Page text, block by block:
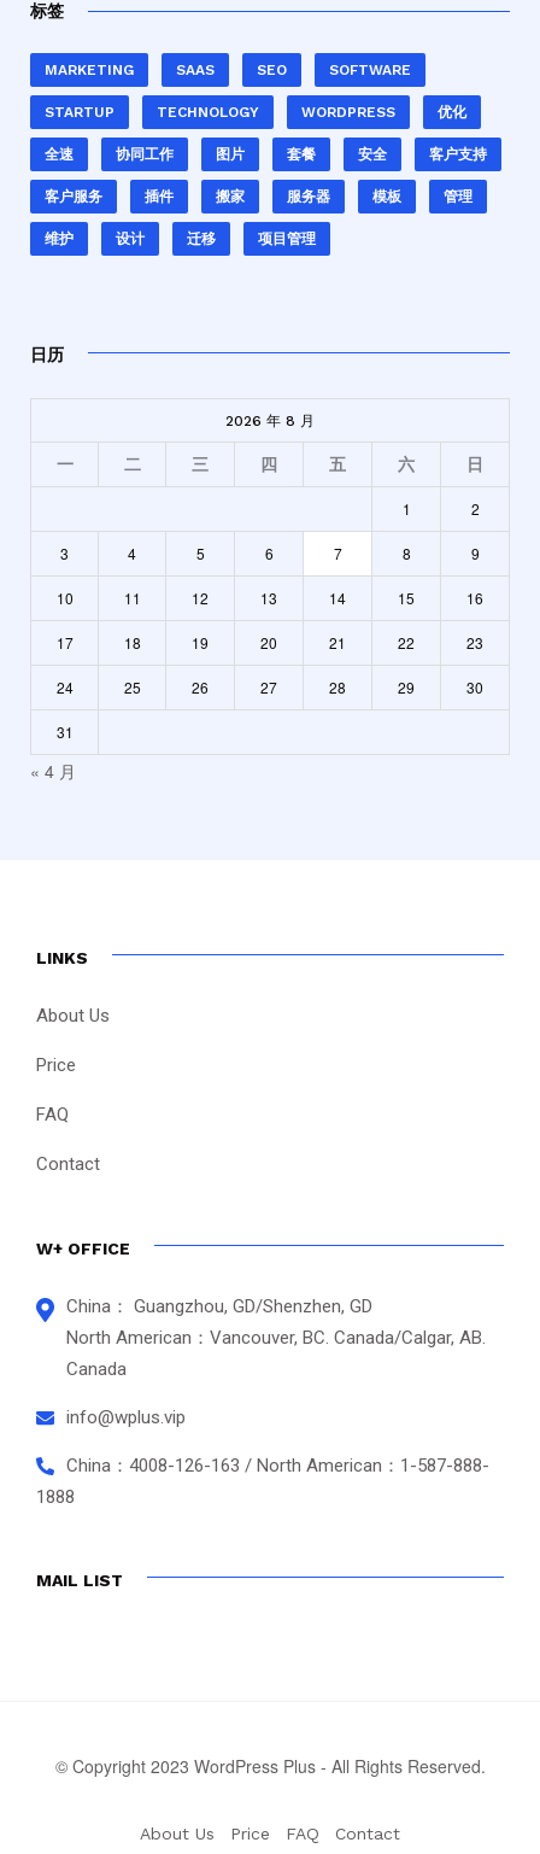
标签
MARKETING SAAS SEO SOFTWARE
STARTUP TECHNOLOGY WORDPRESS 优化
全速 协同工作 图片 套餐 安全 客户支持
客户服务 插件 搬家 服务器 模板 管理
维护 设计 迁移 项目管理
日历
2026 年 8 月
一 二 三 四 五 六 日
1 2
3 4 5 6 7 8 9
10 11 12 13 14 15 16
17 18 19 20 21 22 23
24 25 26 27 28 29 30
31
« 4 月
LINKS
About Us
Price
FAQ
Contact
W+ OFFICE
China： Guangzhou, GD/Shenzhen, GD
North American：Vancouver, BC. Canada/Calgar, AB.
Canada
info@wplus.vip
China：4008-126-163 / North American：1-587-888-
1888
MAIL LIST
© Copyright 2023 WordPress Plus - All Rights Reserved.
About Us Price FAQ Contact